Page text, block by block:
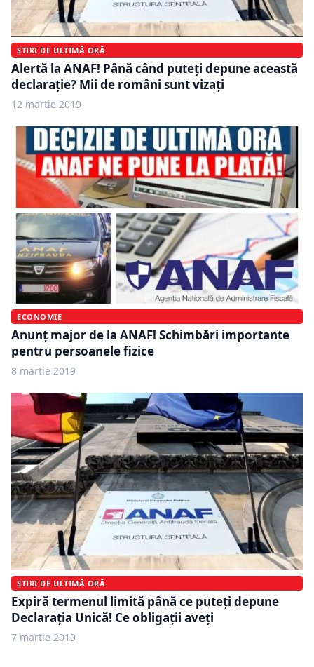
ȘTIRI DE ULTIMĂ ORĂ
Alertă la ANAF! Până când puteți depune această
declarație? Mii de români sunt vizați
12 martie 2019
ECONOMIE
Anunț major de la ANAF! Schimbări importante
pentru persoanele fizice
8 martie 2019
ȘTIRI DE ULTIMĂ ORĂ
Expiră termenul limită până ce puteţi depune
Declaraţia Unică! Ce obligaţii aveţi
7 martie 2019